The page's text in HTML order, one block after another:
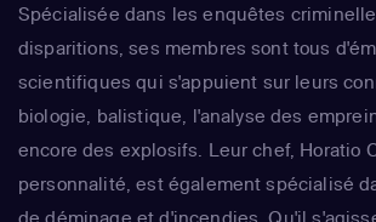
Spécialisée dans les enquêtes
disparitions, ses membres sont tous
scientifiques qui s'appuient sur leurs
biologie, balistique, l'analyse des
encore des explosifs. Leur chef, Horatio
personnalité, est également spécialisé
de déminage et d'incendies. Qu'il